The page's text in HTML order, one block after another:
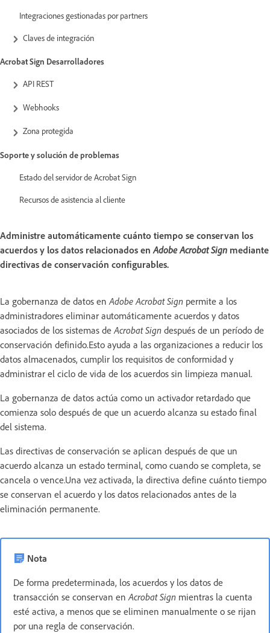
Integraciones gestionadas por partners
Claves de integración
Acrobat Sign Desarrolladores
API REST
Webhooks
Zona protegida
Soporte y solución de problemas
Estado del servidor de Acrobat Sign
Recursos de asistencia al cliente
Administre automáticamente cuánto tiempo se conservan los
acuerdos y los datos relacionados en Adobe Acrobat Sign mediante
directivas de conservación configurables.
La gobernanza de datos enAdobe Acrobat Sign permite a los
administradores eliminar automáticamente acuerdos y datos
asociados de los sistemas deAcrobat Sign después de un período de
conservación definido.Esto ayuda a las organizaciones a reducir los
datos almacenados, cumplir los requisitos de conformidad y
administrar el ciclo de vida de los acuerdos sin limpieza manual.
La gobernanza de datos actúa como un activador retardado que
comienza solo después de que un acuerdo alcanza su estado final
del sistema.
Las directivas de conservación se aplican después de que un
acuerdo alcanza un estado terminal, como cuando se completa, se
cancela o vence.Una vez activada, la directiva define cuánto tiempo
se conservan el acuerdo y los datos relacionados antes de la
eliminación permanente.
Nota
De forma predeterminada, los acuerdos y los datos de
transacción se conservan enAcrobat Sign mientras la cuenta
esté activa, a menos que se eliminen manualmente o se rijan
por una regla de conservación.